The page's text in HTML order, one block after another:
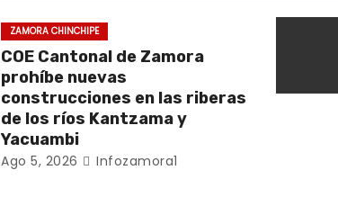
ZAMORA CHINCHIPE
COE Cantonal de Zamora
prohíbe nuevas
construcciones en las riberas
de los ríos Kantzama y
Yacuambi
Ago 5, 2026 Infozamora1